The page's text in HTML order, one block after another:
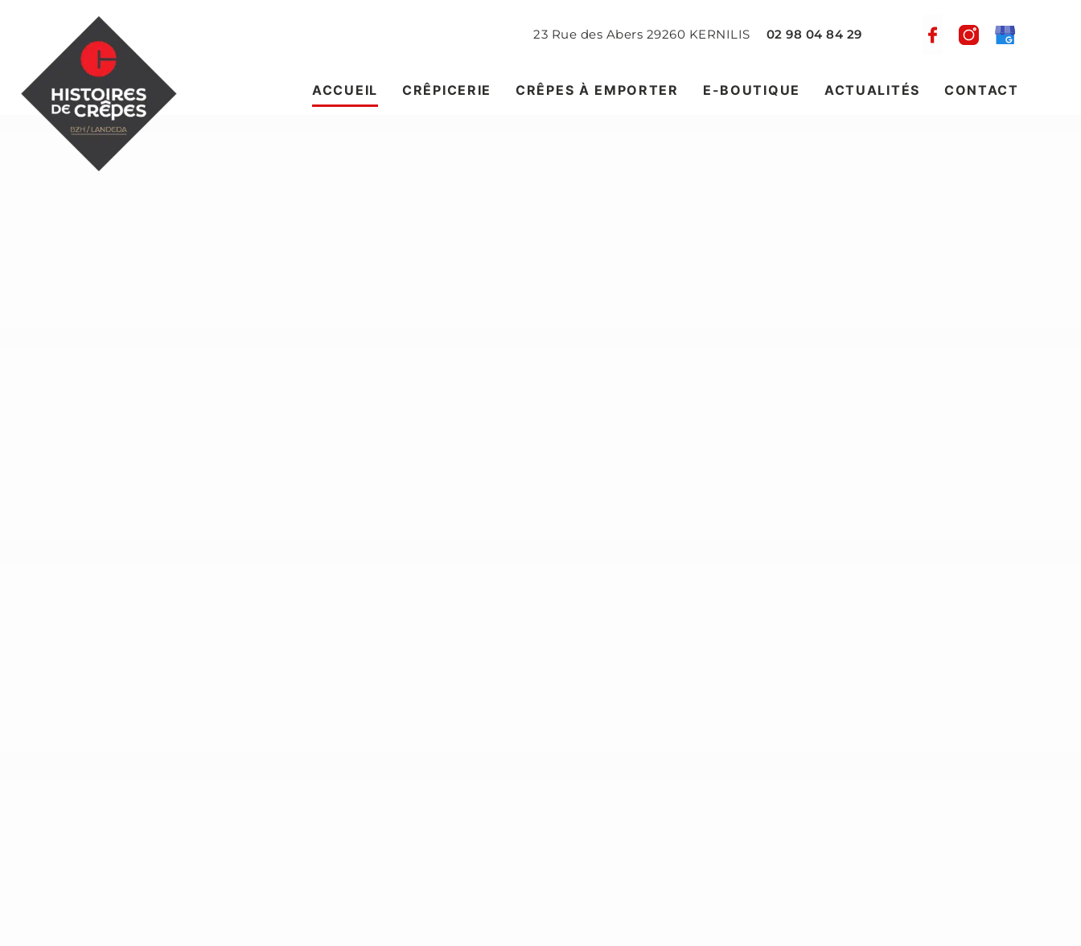
23 Rue des Abers 29260 KERNILIS 02 98 04 84 29
ACCUEIL CRÊPICERIE CRÊPES À EMPORTER E-BOUTIQUE ACTUALITÉS CONTACT